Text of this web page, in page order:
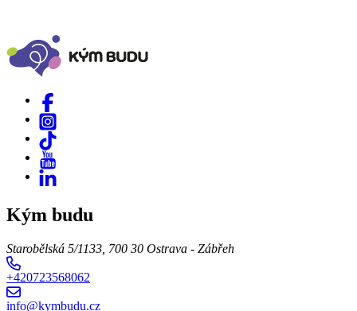
Kým budu
Starobělská 5/1133, 700 30 Ostrava - Zábřeh
+420723568062
info@kymbudu.cz